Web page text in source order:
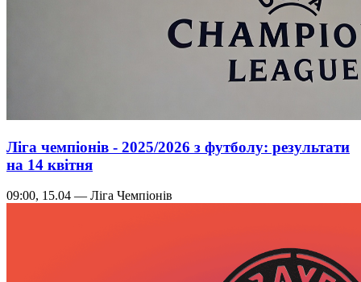
Ліга чемпіонів - 2025/2026 з футболу: результати
на 14 квітня
09:00, 15.04 — Ліга Чемпіонів